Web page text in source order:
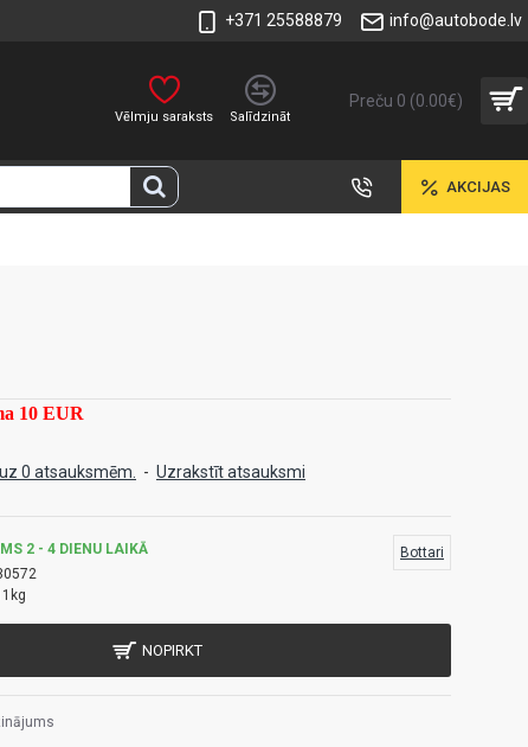
+371 25588879 info@autobode.lv
Vēlmju saraksts Salīdzināt
Preču 0 (0.00€)
AKCIJAS
10 EUR
0 atsauksmēm. - Uzrakstīt atsauksmi
2 - 4 DIENU LAIKĀ
Bottari
NOPIRKT